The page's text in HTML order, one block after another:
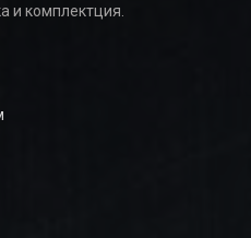
и комплектция.